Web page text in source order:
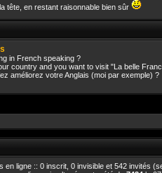
tête, en restant raisonnable bien sûr
in French speaking ?
country and you want to visit "La belle
améliorez votre Anglais (moi par exemple) ?
en ligne :: 0 inscrit, 0 invisible et 542 invités